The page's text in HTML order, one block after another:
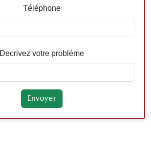
Téléphone
Decrivez votre probléme